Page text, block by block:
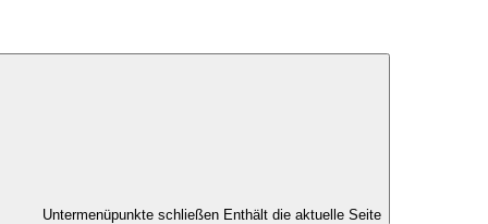
Untermenüpunkte schließen Enthält die aktuelle Seite